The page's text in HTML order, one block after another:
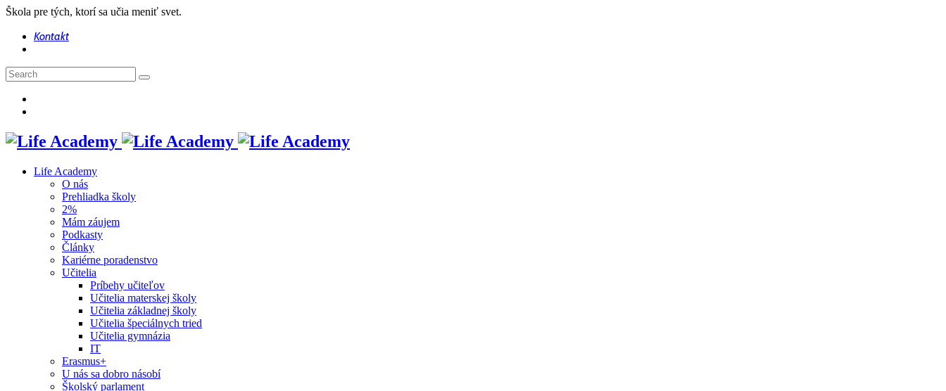
Škola pre tých, ktorí sa učia meniť svet.
Kontakt
Life Academy
O nás
Prehliadka školy
2%
Mám záujem
Podkasty
Články
Kariérne poradenstvo
Učitelia
Príbehy učiteľov
Učitelia materskej školy
Učitelia základnej školy
Učitelia špeciálnych tried
Učitelia gymnázia
IT
Erasmus+
U nás sa dobro násobí
Školský parlament